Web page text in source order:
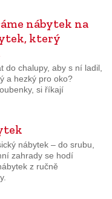
nábytek na
který
do chalupy, aby s ní ladil,
a hezký pro oko?
si říkají
nábytek – do srubu,
zahrady se hodí
z ručně